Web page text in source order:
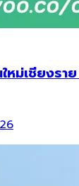
หม่เชียงรา